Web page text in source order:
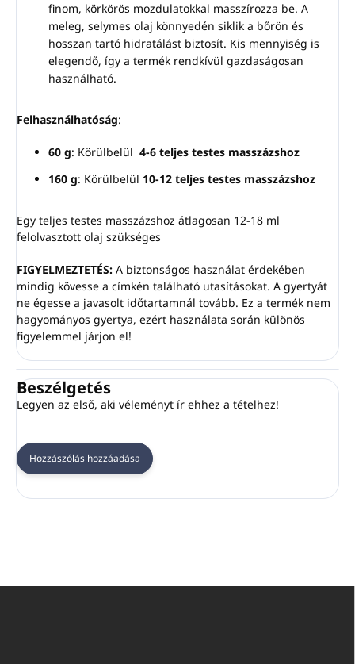
finom, körkörös mozdulatokkal masszírozza be. A
meleg, selymes olaj könnyedén siklik a bőrön és
hosszan tartó hidratálást biztosít. Kis mennyiség is
elegendő, így a termék rendkívül gazdaságosan
használható.
Felhasználhatóság:
60 g: Körülbelül 4-6 teljes testes masszázshoz
160 g: Körülbelül 10-12 teljes testes masszázshoz
Egy teljes testes masszázshoz átlagosan 12-18 ml
felolvasztott olaj szükséges
FIGYELMEZTETÉS: A biztonságos használat érdekében
mindig kövesse a címkén található utasításokat. A gyertyát
ne égesse a javasolt időtartamnál tovább. Ez a termék nem
hagyományos gyertya, ezért használata során különös
figyelemmel járjon el!
Beszélgetés
Legyen az első, aki véleményt ír ehhez a tételhez!
Hozzászólás hozzáadása